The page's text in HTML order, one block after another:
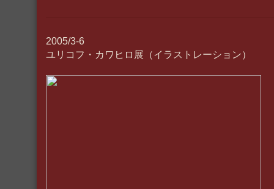
2005/3-6
ユリコフ・カワヒロ展（イラストレーション）